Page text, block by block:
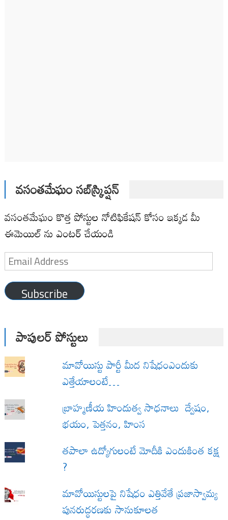
వసంతమేఘం సబ్‌స్క్రిప్షన్
వసంతమేఘం కొత్త పోస్టుల నోటిఫికేషన్ కోసం ఇక్కడ మీ
ఈమెయిల్ ను ఎంటర్ చేయండి
Email
Address
Subscribe
పాపులర్ పోస్టులు
మావోయిస్టు పార్టీ మీద నిషేధంఎందుకు
ఎత్తేయాలంటే…
బ్రాహ్మణీయ హిందుత్వ సాధనాలు ద్వేషం,
భయం, పెత్తనం, హింస
త‌పాలా ఉద్యోగులంటే మోదీకి ఎందుకింత కక్ష
?
మావోయిస్టులపై నిషేధం ఎత్తివేతే ప్రజాస్వామ్య
పునరుద్ధరణకు సానుకూలత